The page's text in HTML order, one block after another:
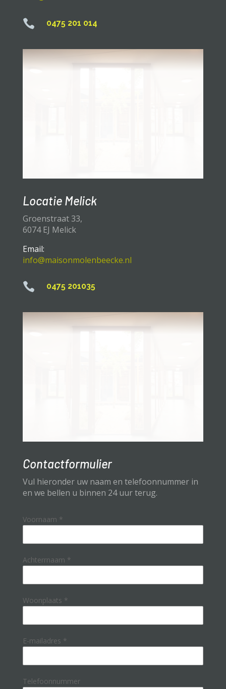
 0475 201 014
Locatie Melick
Groenstraat 33,
6074 EJ Melick
Email:
info@maisonmolenbeecke.nl
 0475 201035
Contactformulier
Vul hieronder uw naam en telefoonnummer in
en we bellen u binnen 24 uur terug.
Voornaam *
Achterrnaam *
Woonplaats *
E-mailadres *
Telefoonnummer